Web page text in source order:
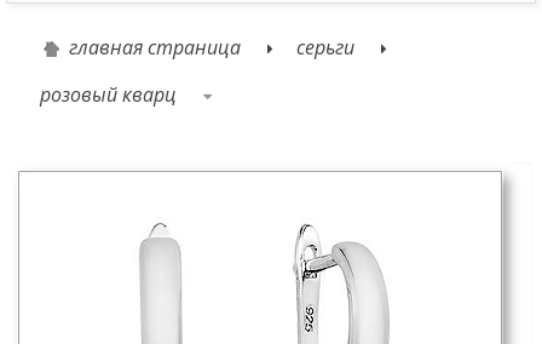
главная страница
серьги
розовый кварц